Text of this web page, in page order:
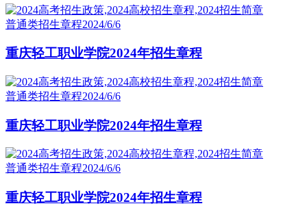
普通类招生章程2024/6/6
重庆轻工职业学院2024年招生章程
普通类招生章程2024/6/6
重庆轻工职业学院2024年招生章程
普通类招生章程2024/6/6
重庆轻工职业学院2024年招生章程